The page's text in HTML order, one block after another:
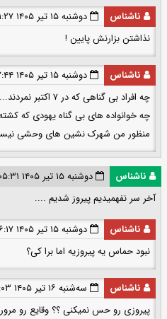
ناشناس
دوشنبه ۱۵ تیر ۱۴۰۵ ۲۲:۵۱:۲۷
نذاشتن بزارنش پایین !
ناشناس
دوشنبه ۱۵ تیر ۱۴۰۵ ۲۳:۲۷:۴۴
چه افراد بی گناهی که در ۷ اکتبر نمردند...
چه خوانواده های بی گناه یهودی که
منظور من شهرک نشین های وحشی
ناشناس
دوشنبه ۱۵ تیر ۱۴۰۵ ۲۰:۰۵:۳۱
آخر سر نفهمیدیم پیروز شدیم ....
ناشناس
دوشنبه ۱۵ تیر ۱۴۰۵ ۲۲:۱۶:۱۷
نبود حماس یه پیروزیه اما برا کی؟
ناشناس
سه‌شنبه ۱۶ تیر ۱۴۰۵ ۱۷:۲۰:۰۳
پیروزی رو حس نمیکنی ؟؟ وقایع رو